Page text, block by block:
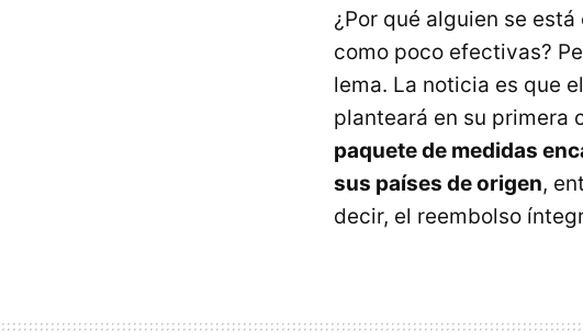
¿Por qué alguien se
como poco efectivas?
lema. La noticia es que
planteará en su primera
paquete de medidas
sus países de origen,
decir, el reembolso